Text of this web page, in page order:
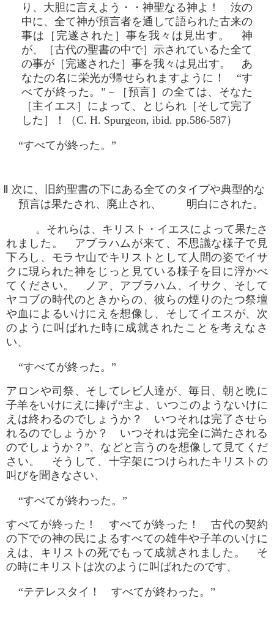
り、大胆に言えよう・・神聖なる神よ！ 汝の
中に、全て神が預言者を通して語られた古来の
事は［完遂された］事を我々は見出す。 神
が、［古代の聖書の中で］示されているた全て
の事が［完遂された］事を我々は見出す。 あ
なたの名に栄光が帰せられますように！ “す
べてが終った。”－［預言］の全ては、そなた
［主イエス］によって、とじられ［そして完了
した］！（C. H. Spurgeon, ibid. pp.586-587）
“すべてが終った。”
Ⅱ 次に、旧約聖書の下にある全てのタイプや典型的な
預言は果たされ、廃止され、 明白にされた。
。それらは、キリスト・イエスによって果たさ
れました。 アブラハムが来て、不思議な様子で見
下ろし、モラヤ山でキリストとして人間の姿でイサ
クに現られた神をじっと見ている様子を目に浮かべ
てください。 ノア、アブラハム、イサク、そして
ヤコブの時代のときからの、彼らの煙りのたつ祭壇
や血によるいけにえを想像し、そしてイエスが、次
のように叫ばれた時に成就されたことを考えなさ
い、
“すべてが終った。”
アロンや司祭、そしてレビ人達が、毎日、朝と晩に
子羊をいけにえに捧げ“主よ、いつこのようないけに
えは終わるのでしょうか？ いつそれは完了させら
れるのでしょうか？ いつそれは完全に満たされる
のでしょうか？”、などと言うのを想像して見てくだ
さい。 そうして、十字架につけられたキリストの
叫びを聞きなさい、
“すべてが終わった。”
すべてが終った！ すべてが終った！ 古代の契約
の下での神の民によるすべての雄牛や子羊のいけに
えは、キリストの死でもって成就されました。 そ
の時にキリストは次のように叫ばれたのです、
“テテレスタイ！ すべてが終わった。”